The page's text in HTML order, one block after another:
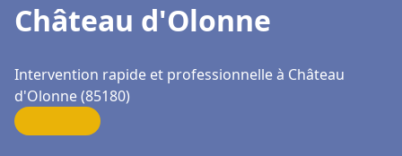
Château d'Olonne
Intervention rapide et professionnelle à Château
d'Olonne (85180)